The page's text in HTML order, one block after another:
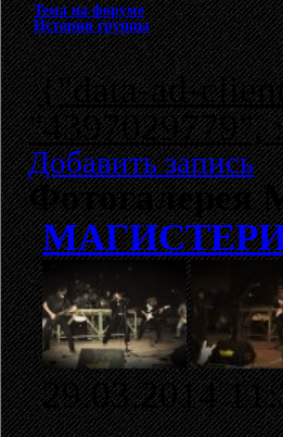
Тема на форуме
История группы
{"data-ad-
Добавить запись
29.03.2014